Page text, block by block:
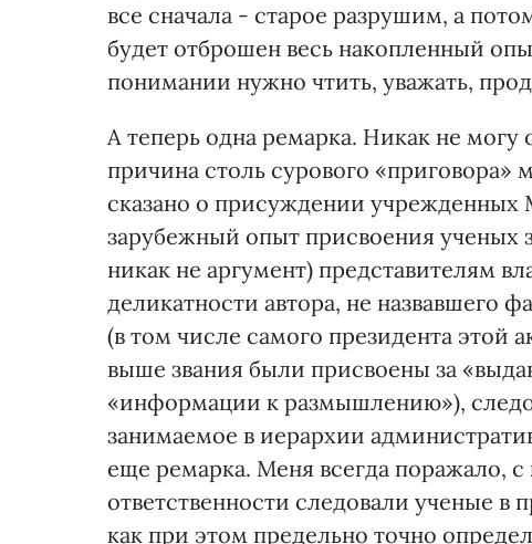
все сначала - старое разрушим, а
будет отброшен весь накопленный
понимании нужно чтить, уважать,
А теперь одна ремарка. Никак не
причина столь сурового
сказано о присуждении учрежденных
зарубежный опыт присвоения ученых
никак не аргумент) представителям
деликатности автора, не назвавшего
(в том числе самого президента
выше звания были присвоены за
«информации к размышлению»),
занимаемое в иерархии
еще ремарка. Меня всегда поражало,
ответственности следовали ученые
как при этом предельно точно